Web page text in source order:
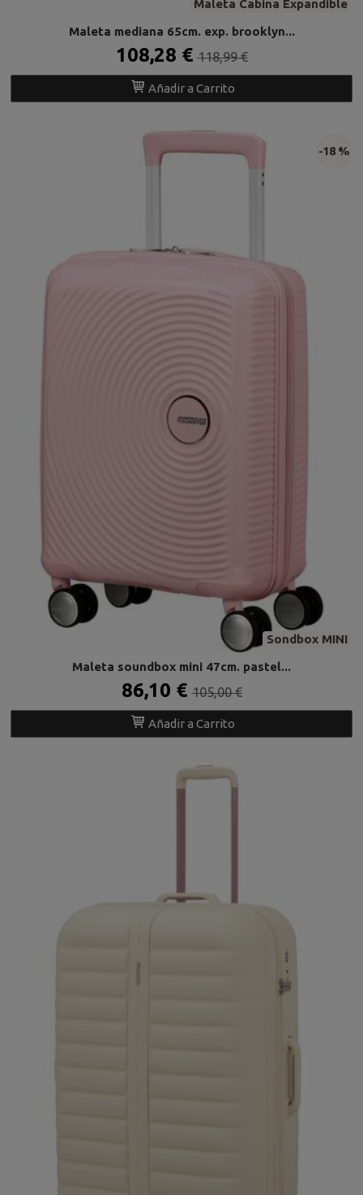
Maleta Cabina Expandible
Maleta mediana 65cm. exp. brooklyn...
108,28 €118,99 €
Añadir a Carrito
Sondbox MINI
-18 %
Maleta soundbox mini 47cm. pastel...
86,10 €105,00 €
Añadir a Carrito